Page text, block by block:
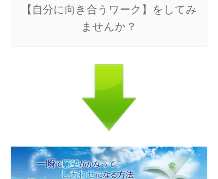
【自分に向き合うワーク】をしてみ
ませんか？